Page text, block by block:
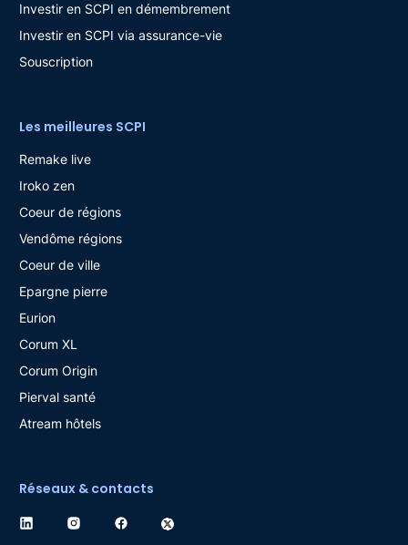
Investir en SCPI en démembrement
Investir en SCPI via assurance-vie
Souscription
Les meilleures SCPI
Remake live
Iroko zen
Coeur de régions
Vendôme régions
Coeur de ville
Epargne pierre
Eurion
Corum XL
Corum Origin
Pierval santé
Atream hôtels
Réseaux & contacts